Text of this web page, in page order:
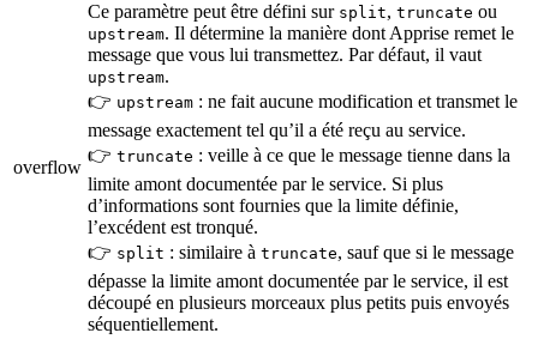
overflow
Ce paramètre peut être défini sur split, truncate ou
upstream. Il détermine la manière dont Apprise remet le
message que vous lui transmettez. Par défaut, il vaut
upstream.
👉 upstream : ne fait aucune modification et transmet le
message exactement tel qu’il a été reçu au service.
👉 truncate : veille à ce que le message tienne dans la
limite amont documentée par le service. Si plus
d’informations sont fournies que la limite définie,
l’excédent est tronqué.
👉 split : similaire à truncate, sauf que si le message
dépasse la limite amont documentée par le service, il est
découpé en plusieurs morceaux plus petits puis envoyés
séquentiellement.